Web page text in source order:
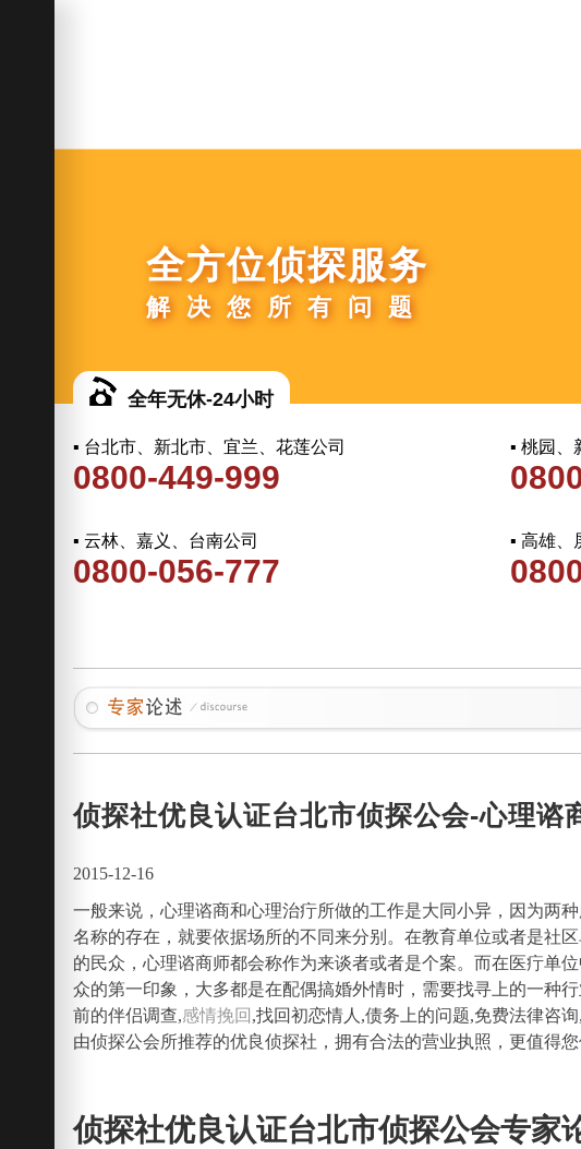
全方位侦探服务
解决您所有问题
全年无休-24小时
▪ 台北市、新北市、宜兰、花莲公司
0800-449-999
▪ 桃园、
▪ 云林、嘉义、台南公司
0800-056-777
▪ 高雄、
侦探社优良认证台北市侦探公会-心理谘
2015-12-16
一般来说，心理谘商和心理治疔所做的工作是大同小异，因为两
名称的存在，就要依据场所的不同来分别。在教育单位或者是社
的民众，心理谘商师都会称作为来谈者或者是个案。而在医疔单
众的第一印象，大多都是在配偶搞婚外情时，需要找寻上的一种
前的伴侣调查,感情挽回 ,找回初恋情人,债务上的问题,免费法律咨
由侦探公会所推荐的优良侦探社，拥有合法的营业执照，更值得
侦探社优良认证台北市侦探公会专家